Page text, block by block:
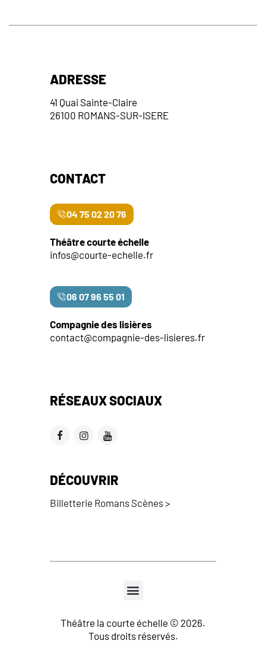
ADRESSE
41 Quai Sainte-Claire
26100 ROMANS-SUR-ISERE
CONTACT
04 75 02 20 76
Théâtre courte échelle
infos@courte-echelle.fr
06 07 96 55 01
Compagnie des lisières
contact@compagnie-des-lisieres.fr
RÉSEAUX SOCIAUX
DÉCOUVRIR
Billetterie Romans Scènes >
Théâtre la courte échelle © 2026.
Tous droits réservés.